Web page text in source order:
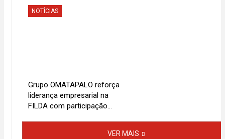
NOTÍCIAS
Grupo OMATAPALO reforça
liderança empresarial na
FILDA com participação…
VER MAIS